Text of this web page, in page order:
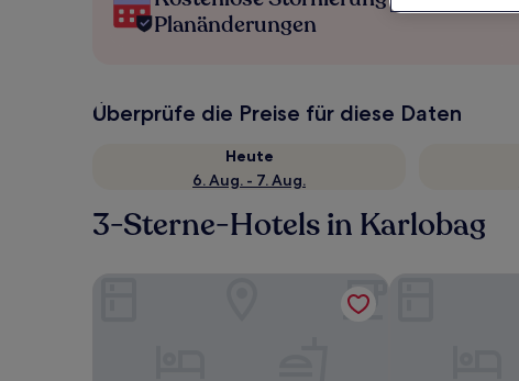
Planänderungen
Überprüfe die Preise für diese Daten
Heute
6. Aug. - 7. Aug.
3-Sterne-Hotels in Karlobag